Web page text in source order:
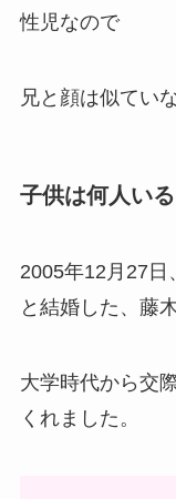
性児なので
兄と顔は似てい
子供は何人いる
2005年12月27日
と結婚した、藤
大学時代から交
くれました。